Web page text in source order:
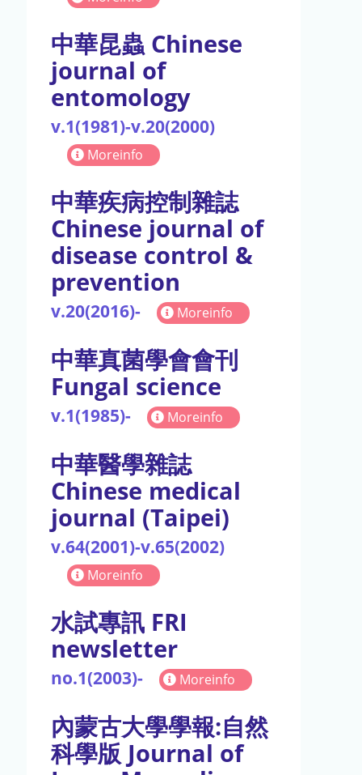
中華昆蟲 Chinese
journal of
entomology
v.1(1981)-v.20(2000)
Moreinfo
中華疾病控制雜誌
Chinese journal of
disease control &
prevention
v.20(2016)- Moreinfo
中華真菌學會會刊
Fungal science
v.1(1985)- Moreinfo
中華醫學雜誌
Chinese medical
journal (Taipei)
v.64(2001)-v.65(2002)
Moreinfo
水試專訊 FRI
newsletter
no.1(2003)- Moreinfo
內蒙古大學學報:自然
科學版 Journal of